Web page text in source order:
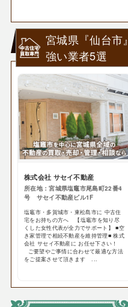
宮城県『仙台市
強い業者5選
株式会社 サセイ不動産
所在地：宮城県塩竈市尾島町22番4
号 サセイ不動産ビル1F
塩竈市・多賀城市・東松島市に 中古住
宅をお持ちの方へ 【塩竈市を知り尽
くした女性代表が全力でサポート】 ■空
き家管理で相続不動産を維持管理■ 株式
会社 サセイ不動産に お任せ下さい！
ご要望やご事情に合わせて最適な方法
をご提案させて頂きます ...